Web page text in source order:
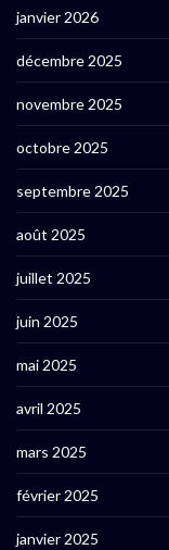
janvier 2026
décembre 2025
novembre 2025
octobre 2025
septembre 2025
août 2025
juillet 2025
juin 2025
mai 2025
avril 2025
mars 2025
février 2025
janvier 2025